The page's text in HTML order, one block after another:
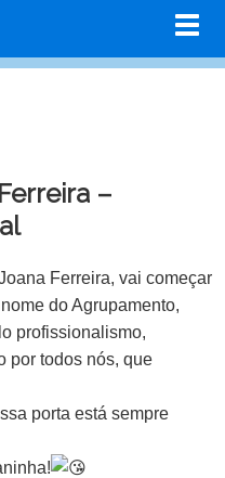
–
Ferreira, vai começar
do Agrupamento,
profissionalismo,
por todos nós, que
porta está sempre